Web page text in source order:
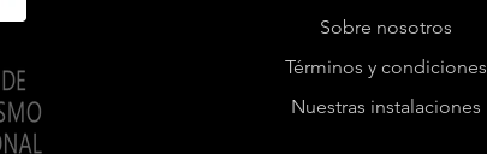
Sobre nosotros
Términos y condiciones
Nuestras instalaciones